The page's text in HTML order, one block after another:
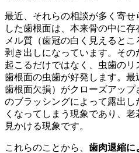
最近、それらの相談が多く寄
した歯根面は、本来骨の中に
メル質（歯冠の白く見えると
剥き出しになっています。そ
起こるだけではなく、虫歯のリ
歯根面の虫歯が好発します。
歯根面欠損）がクローズアッ
のブラッシングによって露出
くなってしまう現象であり、
見かける現象です。
これらのことから、 歯肉退縮に